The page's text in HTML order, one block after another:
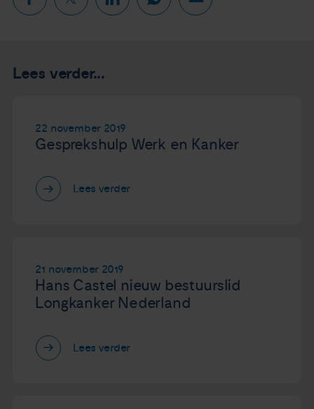
Lees verder...
22 november 2019
Gesprekshulp Werk en Kanker
Lees verder
21 november 2019
Hans Castel nieuw bestuurslid
Longkanker Nederland
Lees verder